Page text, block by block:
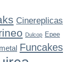
Cinereplicas
Dulcop Epee
Funcakes